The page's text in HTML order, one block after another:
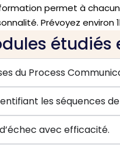
permet à
Prévoyez environ
du Process
les séquences
avec efficacité.